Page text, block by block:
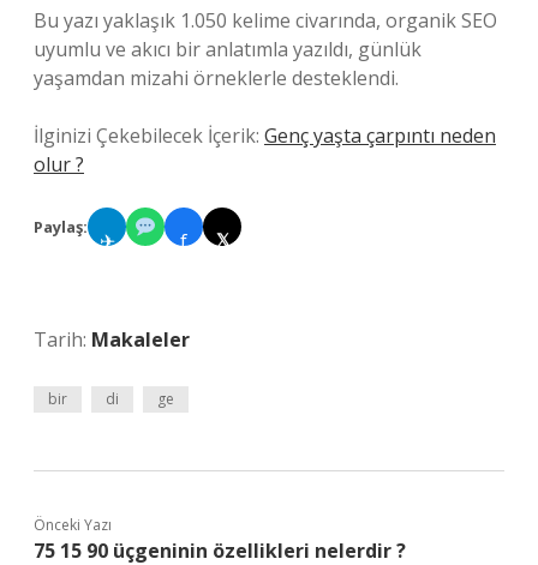
Bu yazı yaklaşık 1.050 kelime civarında, organik SEO
uyumlu ve akıcı bir anlatımla yazıldı, günlük
yaşamdan mizahi örneklerle desteklendi.
İlginizi Çekebilecek İçerik: Genç yaşta çarpıntı neden
olur ?
Paylaş:
✈ f 𝕏
Tarih: Makaleler
bir di ge
Önceki Yazı
75 15 90 üçgeninin özellikleri nelerdir ?